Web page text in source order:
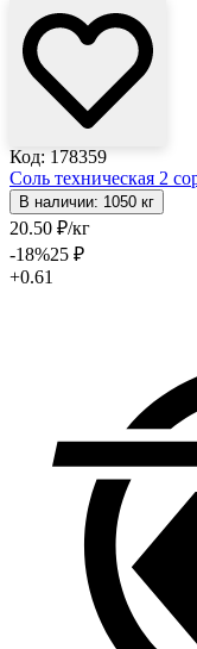
Код: 178359
Соль техническая 2
В наличии: 1050 кг
20.50 ₽/кг
-18%25 ₽
+0.61